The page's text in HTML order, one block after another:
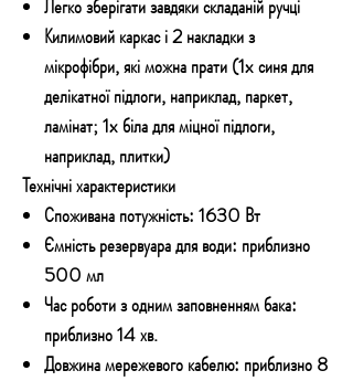
Легко зберігати завдяки складаній ручці
Килимовий каркас і 2 накладки з
мікрофібри, які можна прати (1x синя для
делікатної підлоги, наприклад, паркет,
ламінат; 1x біла для міцної підлоги,
наприклад, плитки)
Технічні характеристики
Споживана потужність: 1630 Вт
Ємність резервуара для води: приблизно
500 мл
Час роботи з одним заповненням бака:
приблизно 14 хв.
Довжина мережевого кабелю: приблизно 8